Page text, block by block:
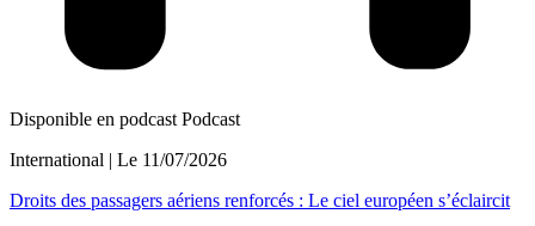
Disponible en podcast Podcast
International | Le 11/07/2026
Droits des passagers aériens renforcés : Le ciel européen s’éclaircit